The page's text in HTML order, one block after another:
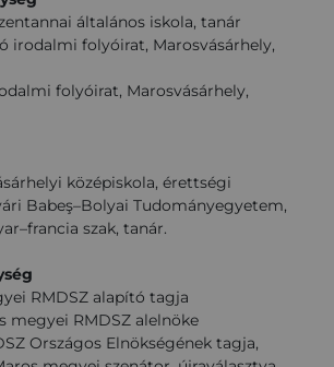
általános iskola, tanár
irodalmi folyóirat, Marosvásárhely,
folyóirat, Marosvásárhely,
középiskola, érettségi
Babeş–Bolyai Tudományegyetem,
szak, tanár.
RMDSZ alapító tagja
megyei RMDSZ alelnöke
Országos Elnökségének tagja,